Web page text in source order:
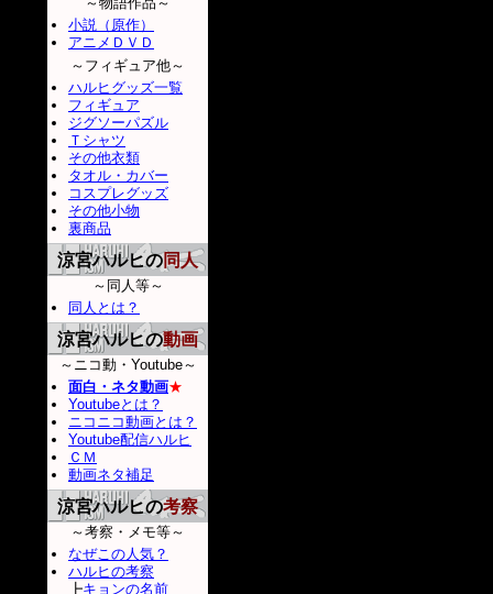
小説（原作）
アニメＤＶＤ
～フィギュア他～
ハルヒグッズ一覧
フィギュア
ジグソーパズル
Ｔシャツ
その他衣類
タオル・カバー
コスプレグッズ
その他小物
裏商品
涼宮ハルヒの同人
～同人等～
同人とは？
涼宮ハルヒの動画
～ニコ動・Youtube～
面白・ネタ動画★
Youtubeとは？
ニコニコ動画とは？
Youtube配信ハルヒ
ＣＭ
動画ネタ補足
涼宮ハルヒの考察
～考察・メモ等～
なぜこの人気？
ハルヒの考察
┣キョンの名前